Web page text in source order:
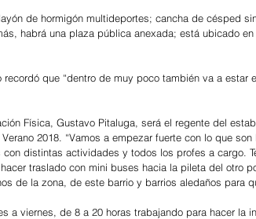
de hormigón multideportes; cancha de césped
habrá una plaza pública anexada; está ubicado
que “dentro de muy poco también va a estar
Física, Gustavo Pitaluga, será el regente del
2018. “Vamos a empezar fuerte con lo que
distintas actividades y todos los profes a cargo.
traslado con mini buses hacia la pileta del otro
de la zona, de este barrio y barrios aledaños para
a viernes, de 8 a 20 horas trabajando para hacer la